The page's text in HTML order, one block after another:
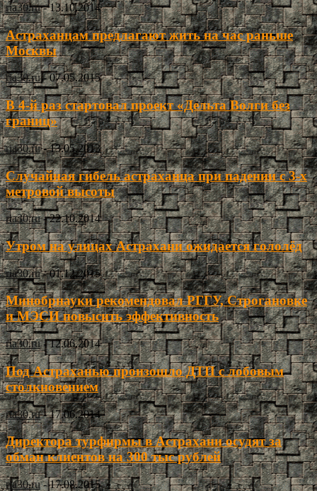
ria30.ru - 13.10.2014
Астраханцам предлагают жить на час раньше
Москвы
ria30.ru - 07.05.2015
В 4-й раз стартовал проект «Дельта Волги без
границ»
ria30.ru - 13.05.2013
Случайная гибель астраханца при падении с 3-х
метровой высоты
ria30.ru - 22.10.2014
Утром на улицах Астрахани ожидается гололёд
ria30.ru - 01.12.2015
Минобрнауки рекомендовал РГГУ, Строгановке
и МЭСИ повысить эффективность
ria30.ru - 12.06.2014
Под Астраханью произошло ДТП с лобовым
столкновением
ria30.ru - 17.06.2014
Директора турфирмы в Астрахани осудят за
обман клиентов на 300 тыс рублей
ria30.ru - 17.08.2015